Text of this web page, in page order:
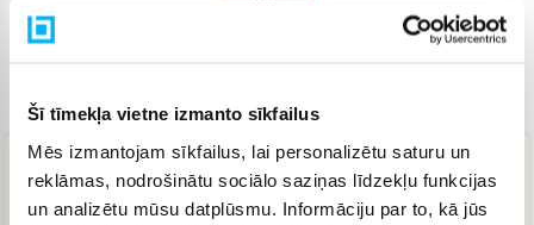
Šī tīmekļa vietne izmanto sīkfailus
Mēs izmantojam sīkfailus, lai personalizētu saturu un
reklāmas, nodrošinātu sociālo saziņas līdzekļu funkcijas
un analizētu mūsu datplūsmu. Informāciju par to, kā jūs
11,01 €